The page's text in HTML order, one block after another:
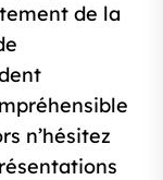
de la
n’hésitez